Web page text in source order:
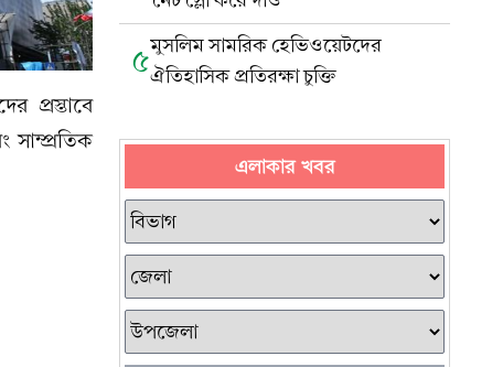
প্রস্তাবে
সাম্প্রতিক
৫মুসলিম সামরিক হেভিওয়েটদের
ঐতিহাসিক প্রতিরক্ষা চুক্তি
এলাকার খবর